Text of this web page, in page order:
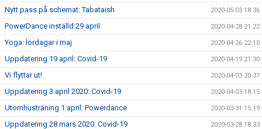
Nytt pass på schemat: Tabataish 2020-05-03 18:36
PowerDance inställd 29 april 2020-04-28 21:22
Yoga: lördagar i maj 2020-04-26 22:10
Uppdatering 19 april: Covid-19 2020-04-19 21:30
Vi flyttar ut! 2020-04-03 20:37
Uppdatering 3 april 2020: Covid-19 2020-04-03 18:15
Utomhusträning 1 april: Powerdance 2020-03-31 15:19
Uppdatering 28 mars 2020: Covid-19 2020-03-28 18:33